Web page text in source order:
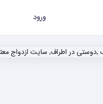
ورود